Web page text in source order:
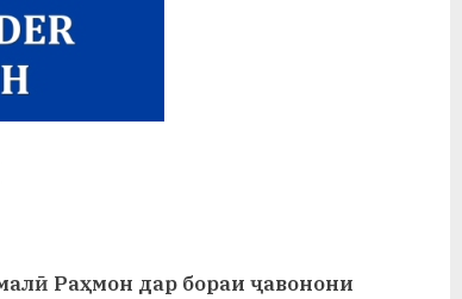
Раҳмон дар бораи ҷавонони